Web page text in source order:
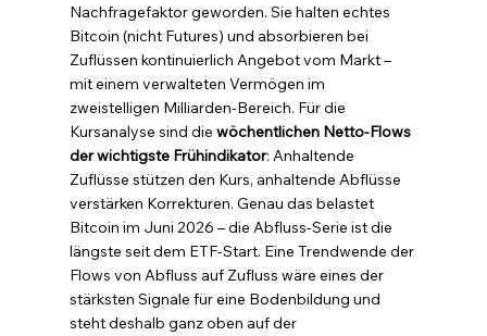
Nachfragefaktor geworden. Sie halten echtes
Bitcoin (nicht Futures) und absorbieren bei
Zuflüssen kontinuierlich Angebot vom Markt –
mit einem verwalteten Vermögen im
zweistelligen Milliarden-Bereich. Für die
Kursanalyse sind die wöchentlichen Netto-Flows
der wichtigste Frühindikator: Anhaltende
Zuflüsse stützen den Kurs, anhaltende Abflüsse
verstärken Korrekturen. Genau das belastet
Bitcoin im Juni 2026 – die Abfluss-Serie ist die
längste seit dem ETF-Start. Eine Trendwende der
Flows von Abfluss auf Zufluss wäre eines der
stärksten Signale für eine Bodenbildung und
steht deshalb ganz oben auf der